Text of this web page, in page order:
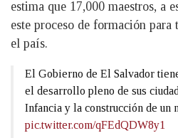
estima que 17,000 maestros, a
este proceso de formación para
el país.
El Gobierno de El Salvador
el desarrollo pleno de sus
Infancia y la construcción de un
pic.twitter.com/qFEdQDW8y1